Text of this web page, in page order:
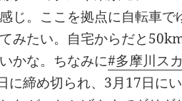
じ。ここを拠点に自転車
みたい。自宅からだと
かな。ちなみに#多摩川ス
に締め切られ、3月17日に